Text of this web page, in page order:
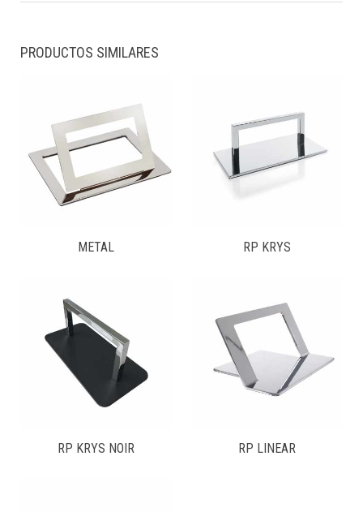
PRODUCTOS SIMILARES
METAL RP KRYS
RP KRYS NOIR RP LINEAR